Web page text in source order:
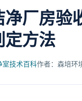
净厂房验
定方法
室技术百科作者：森培环